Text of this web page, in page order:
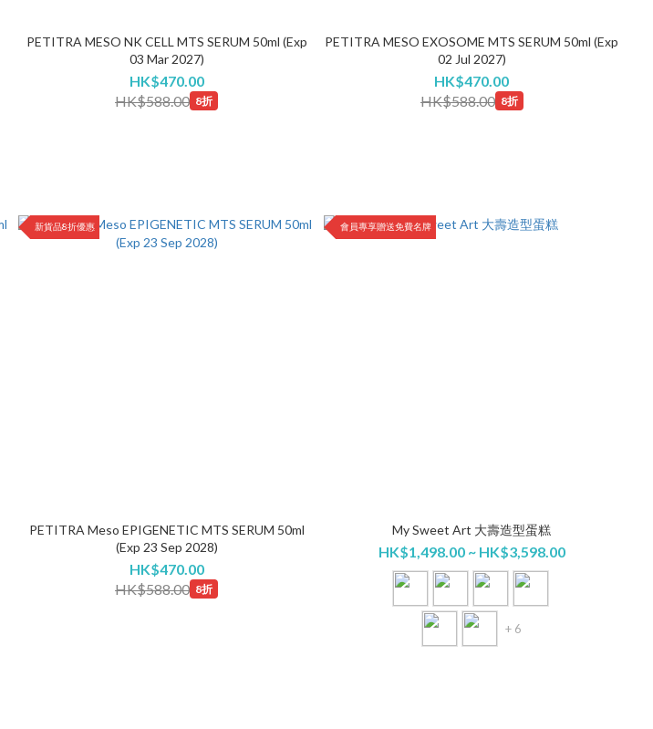
PETITRA MESO NK CELL MTS SERUM 50ml (Exp
03 Mar 2027)
HK$470.00
HK$588.00 8折
PETITRA MESO EXOSOME MTS SERUM 50ml (Exp
02 Jul 2027)
HK$470.00
HK$588.00 8折
新貨品8折優惠
PETITRA Meso EPIGENETIC MTS SERUM 50ml
(Exp 23 Sep 2028)
HK$470.00
HK$588.00 8折
會員專享贈送免費名牌
My Sweet Art 大壽造型蛋糕
HK$1,498.00 ~ HK$3,598.00
+ 6